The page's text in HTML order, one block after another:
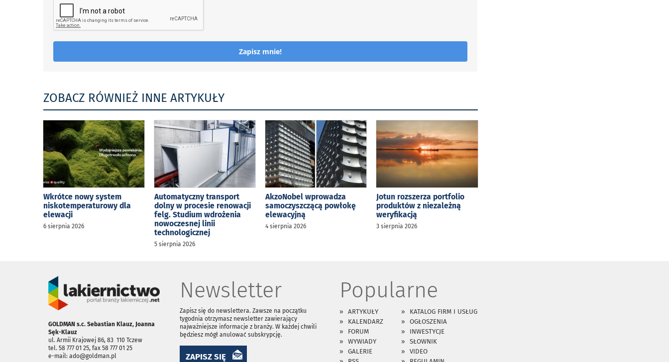
Zapisz mnie!
ZOBACZ RÓWNIEŻ INNE ARTYKUŁY
Wkrótce nowy system
niskotemperaturowy dla
elewacji
6 sierpnia 2026
Automatyczny transport
dolny w procesie renowacji
felg. Studium wdrożenia
nowoczesnej linii
technologicznej
5 sierpnia 2026
AkzoNobel wprowadza
samoczyszczącą powłokę
elewacyjną
4 sierpnia 2026
Jotun rozszerza portfolio
produktów z niezależną
weryfikacją
3 sierpnia 2026
GOLDMAN s.c. Sebastian Klauz, Joanna
Sęk-Klauz
ul. Armii Krajowej 86, 83 ­ 110 Tczew
tel. 58 777 01 25, fax 58 777 01 25
e-mail: ado@goldman.pl
Newsletter
Zapisz się do newslettera. Zawsze na początku
tygodnia otrzymasz newsletter zawierający
najważniejsze informacje z branży. W każdej chwili
będziesz mógł anulować subskrypcję.
ZAPISZ SIĘ
Popularne
ARTYKUŁY
KATALOG FIRM I USŁUG
KALENDARZ
OGŁOSZENIA
FORUM
INWESTYCJE
WYWIADY
SŁOWNIK
GALERIE
VIDEO